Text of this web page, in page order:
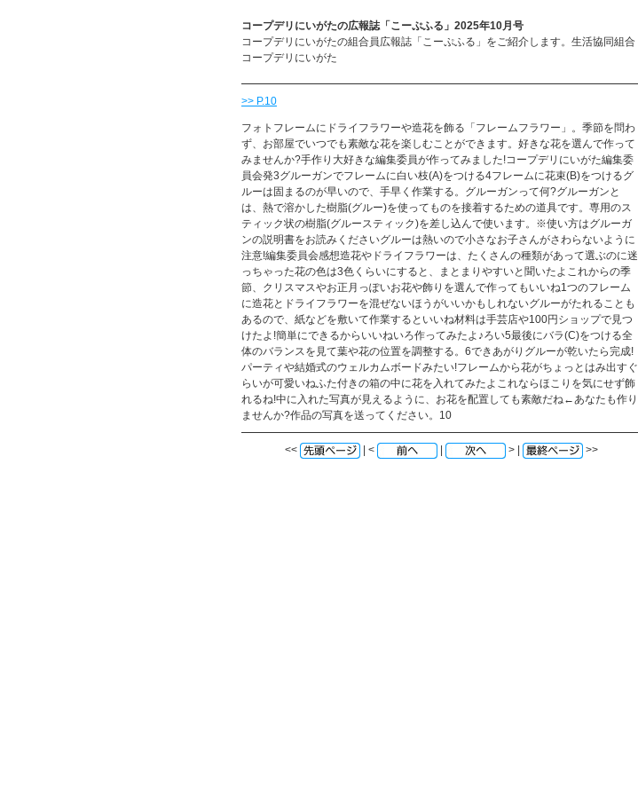
コープデリにいがたの広報誌「こーぷふる」2025年10月号
コープデリにいがたの組合員広報誌「こーぷふる」をご紹介します。生活協同組合
コープデリにいがた
>> P.10
フォトフレームにドライフラワーや造花を飾る「フレームフラワー」。季節を問わ
ず、お部屋でいつでも素敵な花を楽しむことができます。好きな花を選んで作って
みませんか?手作り大好きな編集委員が作ってみました!コープデリにいがた編集委
員会発3グルーガンでフレームに白い枝(A)をつける4フレームに花束(B)をつけるグ
ルーは固まるのが早いので、手早く作業する。グルーガンって何?グルーガンと
は、熱で溶かした樹脂(グルー)を使ってものを接着するための道具です。専用のス
ティック状の樹脂(グルースティック)を差し込んで使います。※使い方はグルーガ
ンの説明書をお読みくださいグルーは熱いので小さなお子さんがさわらないように
注意!編集委員会感想造花やドライフラワーは、たくさんの種類があって選ぶのに迷
っちゃった花の色は3色くらいにすると、まとまりやすいと聞いたよこれからの季
節、クリスマスやお正月っぽいお花や飾りを選んで作ってもいいね1つのフレーム
に造花とドライフラワーを混ぜないほうがいいかもしれないグルーがたれることも
あるので、紙などを敷いて作業するといいね材料は手芸店や100円ショップで見つ
けたよ!簡単にできるからいいねいろ作ってみたよ♪ろい5最後にバラ(C)をつける全
体のバランスを見て葉や花の位置を調整する。6できあがりグルーが乾いたら完成!
パーティや結婚式のウェルカムボードみたい!フレームから花がちょっとはみ出すぐ
らいが可愛いねふた付きの箱の中に花を入れてみたよこれならほこりを気にせず飾
れるね!中に入れた写真が見えるように、お花を配置しても素敵だね←あなたも作り
ませんか?作品の写真を送ってください。10
<< | < > | >>